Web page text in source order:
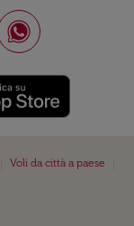
Voli da città a paese